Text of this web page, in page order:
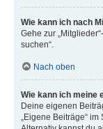
Wie kann ich nach
Gehe zur
suchen“.
Nach oben
Wie kann ich meine
Deine eigenen
„Eigene Beiträge“